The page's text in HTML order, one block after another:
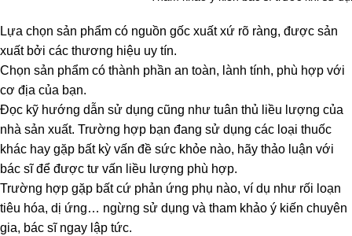
Lựa chọn sản phẩm có nguồn gốc xuất xứ rõ ràng, được sản
xuất bởi các thương hiệu uy tín.
Chọn sản phẩm có thành phần an toàn, lành tính, phù hợp với
cơ địa của bạn.
Đọc kỹ hướng dẫn sử dụng cũng như tuân thủ liều lượng của
nhà sản xuất. Trường hợp bạn đang sử dụng các loại thuốc
khác hay gặp bất kỳ vấn đề sức khỏe nào, hãy thảo luận với
bác sĩ để được tư vấn liều lượng phù hợp.
Trường hợp gặp bất cứ phản ứng phụ nào, ví dụ như rối loạn
tiêu hóa, dị ứng… ngừng sử dụng và tham khảo ý kiến chuyên
gia, bác sĩ ngay lập tức.